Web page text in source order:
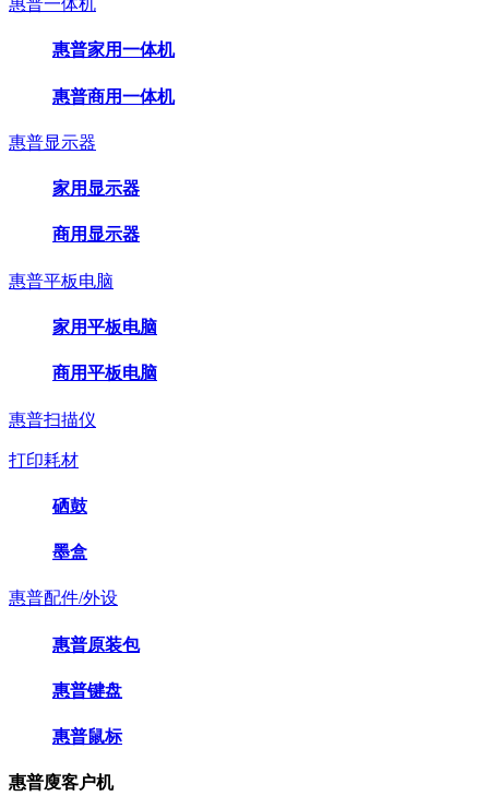
惠普一体机
惠普家用一体机
惠普商用一体机
惠普显示器
家用显示器
商用显示器
惠普平板电脑
家用平板电脑
商用平板电脑
惠普扫描仪
打印耗材
硒鼓
墨盒
惠普配件/外设
惠普原装包
惠普键盘
惠普鼠标
惠普廋客户机